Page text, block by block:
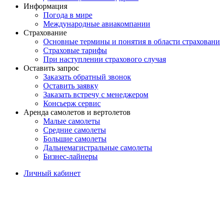
Информация
Погода в мире
Международные авиакомпании
Страхование
Основные термины и понятия в области
Страховые тарифы
При наступлении страхового случая
Оставить запрос
Заказать обратный звонок
Оставить заявку
Заказать встречу с менеджером
Консьерж сервис
Аренда самолетов и вертолетов
Малые самолеты
Средние самолеты
Большие самолеты
Дальнемагистральные самолеты
Бизнес-лайнеры
Личный кабинет